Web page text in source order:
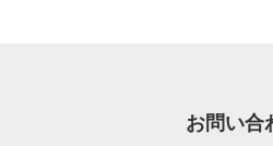
お問い合